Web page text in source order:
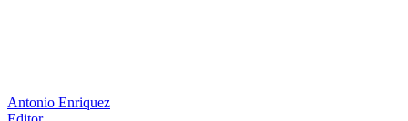
Antonio Enriquez